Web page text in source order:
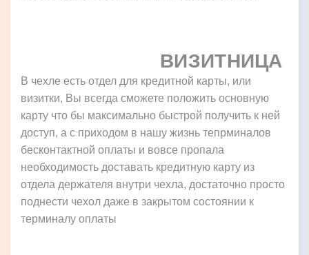
ВИЗИТНИЦА
В чехле есть отдел для кредитной карты, или
визитки, Вы всегда сможете положить основную
карту что бы максимально быстрой получить к ней
доступ, а с приходом в нашу жизнь тепрминалов
бесконтактной оплаты и вовсе пропала
необходимость доставать кредитную карту из
отдела держателя внутри чехла, достаточно просто
поднести чехол даже в закрытом состоянии к
терминалу оплаты